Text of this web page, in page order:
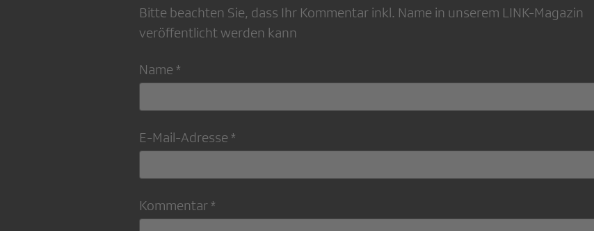
Bitte beachten Sie, dass Ihr Kommentar inkl. Name in unserem LINK-Magazin
veröffentlicht werden kann
Name *
E-Mail-Adresse *
Kommentar *